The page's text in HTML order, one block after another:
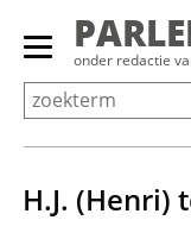
Overslaan
Primair
menu
tonen/verbergen
onder redactie
H.J. (Henri)